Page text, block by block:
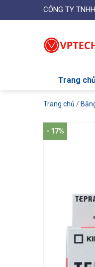
CÔNG TY
Trang
Trang chủ /
- 17%